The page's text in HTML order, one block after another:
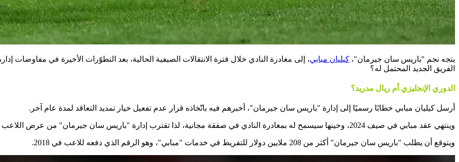
يتجه نجم "باريس سان جيرمان"، كيليان مبابي، إلى مغادرة النادي خلال فترة الانتقالات الصيفية الحالية، بعد التطوّرات الأخيرة في مفاوضات
الفريق الجديد المحتمل له؟
الدوري الإنجليزي أم ريال مدريد؟
أرسل كيليان مبابي خطابًا رسميًا إلى إدارة "باريس سان جيرمان"، أخبرهم فيه باتّخاذه قرار عدم تفعيل خيار تمديد التعاقد لمدة عام آخر.
وينتهي عقد مبابي في صيف 2024، وحينها سيسمح له بمغادرة النادي في صفقة مجانية، لذا تقترب إدارة "باريس سان جيرمان" من عرض اللاعب للبيع لئلّا تفقد أحد أصولها الثمينة.
ويتوقع أن يطلب "باريس سان جيرمان" أكثر من 208 ملايين دولار للتفريط في خدمات "مبابي"، وهو الرقم الذي دفعه للاعب في 2018.